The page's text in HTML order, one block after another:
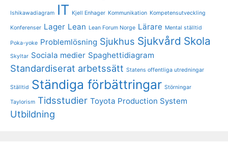
Ishikawadiagram IT Kjell Enhager Kommunikation Kompetensutveckling
Konferenser Lager Lean Lean Forum Norge Lärare Mental ställtid
Poka-yoke Problemlösning Sjukhus Sjukvård Skola
Skyltar Sociala medier Spaghettidiagram
Standardiserat arbetssätt Statens offentliga utredningar
Ställtid Ständiga förbättringar Störningar
Taylorism Tidsstudier Toyota Production System
Utbildning